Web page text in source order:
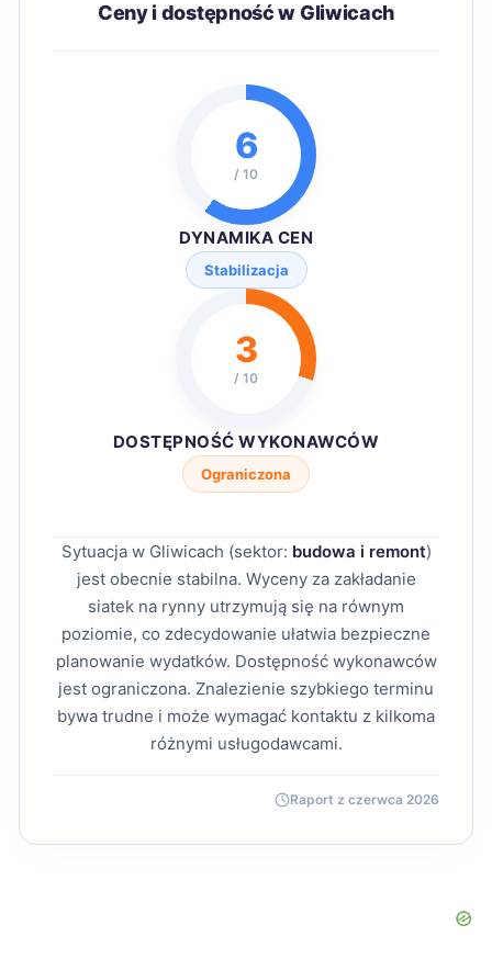
Ceny i dostępność w Gliwicach
6
/ 10
DYNAMIKA CEN
Stabilizacja
3
/ 10
DOSTĘPNOŚĆ WYKONAWCÓW
Ograniczona
Sytuacja w Gliwicach (sektor: budowa i remont)
jest obecnie stabilna. Wyceny za zakładanie
siatek na rynny utrzymują się na równym
poziomie, co zdecydowanie ułatwia bezpieczne
planowanie wydatków. Dostępność wykonawców
jest ograniczona. Znalezienie szybkiego terminu
bywa trudne i może wymagać kontaktu z kilkoma
różnymi usługodawcami.
Raport z czerwca 2026